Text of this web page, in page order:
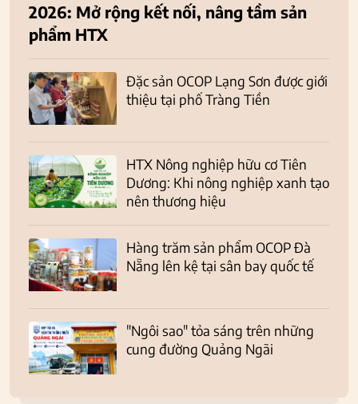
2026: Mở rộng kết nối, nâng tầm sản
phẩm HTX
Đặc sản OCOP Lạng Sơn được giới
thiệu tại phố Tràng Tiền
HTX Nông nghiệp hữu cơ Tiên
Dương: Khi nông nghiệp xanh tạo
nên thương hiệu
Hàng trăm sản phẩm OCOP Đà
Nẵng lên kệ tại sân bay quốc tế
"Ngôi sao" tỏa sáng trên những
cung đường Quảng Ngãi